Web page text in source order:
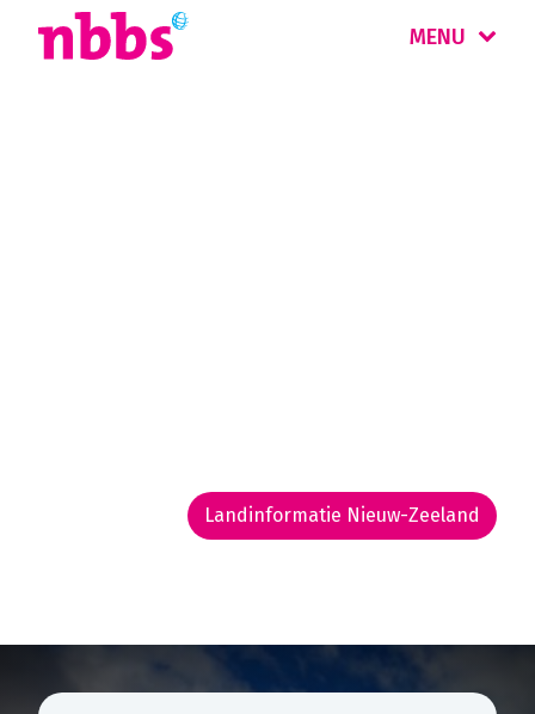
MENU
Landinformatie Nieuw-Zeeland